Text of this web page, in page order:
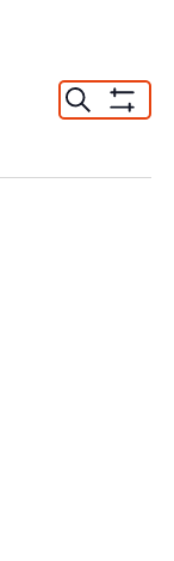
Recherche
Montrer